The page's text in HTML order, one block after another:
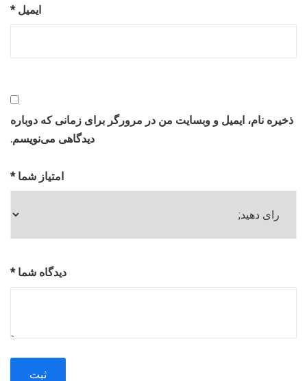
ایمیل*
ذخیره نام، ایمیل و وبسایت من در مرورگر برای زمانی که دوباره
دیدگاهی می‌نویسم.
امتیاز شما*
دیدگاه شما*